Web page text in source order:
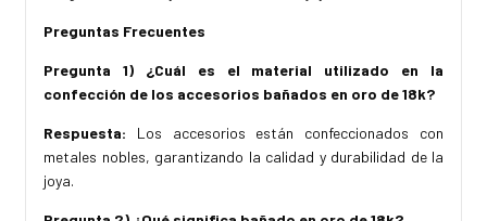
Preguntas Frecuentes
Pregunta 1) ¿Cuál es el material utilizado en la
confección de los accesorios bañados en oro de 18k?
Respuesta: Los accesorios están confeccionados con
metales nobles, garantizando la calidad y durabilidad de la
joya.